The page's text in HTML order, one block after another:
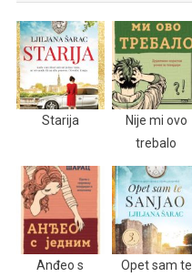
Starija
Nije mi ovo
trebalo
Anđeo s
Opet sam te